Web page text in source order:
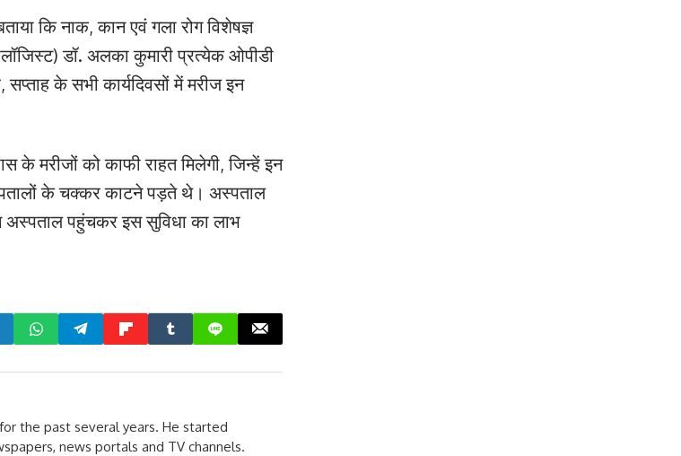
कि नाक, कान एवं गला रोग विशेषज्ञ
डॉ. अलका कुमारी प्रत्येक ओपीडी
के सभी कार्यदिवसों में मरीज इन
मरीजों को काफी राहत मिलेगी, जिन्हें इन
के चक्कर काटने पड़ते थे। अस्पताल
पहुंचकर इस सुविधा का लाभ
the past several years. He started
news portals and TV channels.